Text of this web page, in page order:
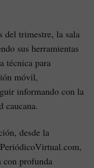
del trimestre, la sala
sus herramientas
técnica para
móvil,
informando con la
caucana.
desde la
con profunda